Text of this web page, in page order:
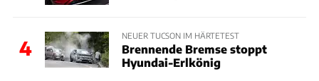
4
NEUER TUCSON IM HÄRTETEST
Brennende Bremse stoppt
Hyundai-Erlkönig